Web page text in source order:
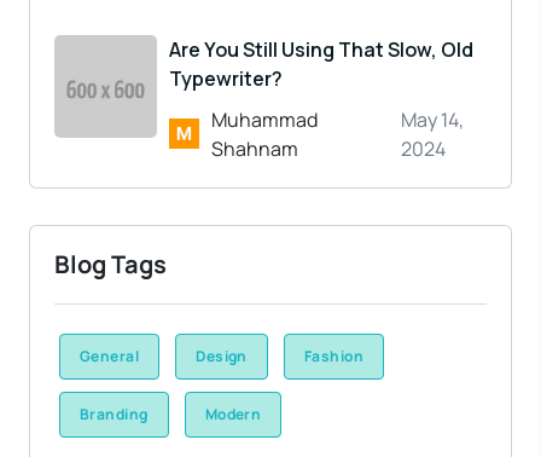
Are You Still Using That Slow, Old
Typewriter?
Muhammad
Shahnam
May 14,
2024
Blog Tags
General Design Fashion
Branding Modern